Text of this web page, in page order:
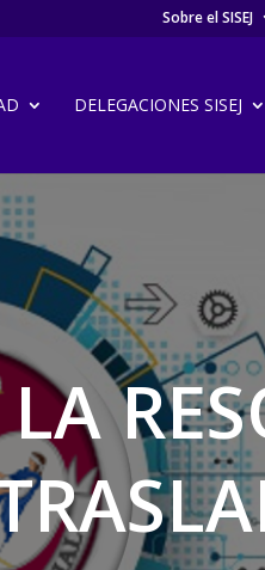
Sobre el SISEJ
DELEGACIONES SISEJ